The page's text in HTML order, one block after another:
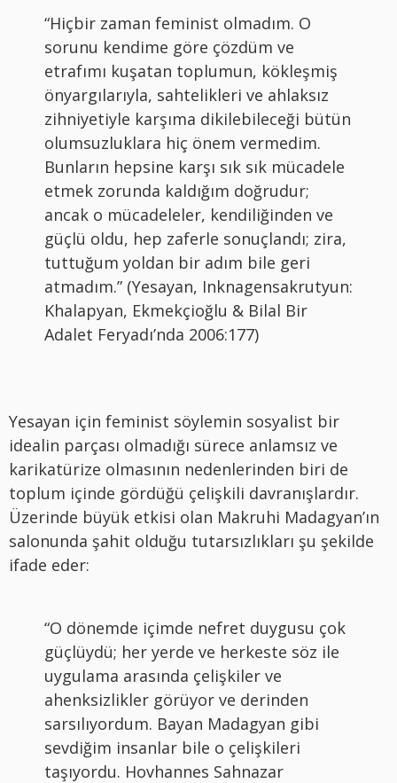
“Hiçbir zaman feminist olmadım. O
sorunu kendime göre çözdüm ve
etrafımı kuşatan toplumun, kökleşmiş
önyargılarıyla, sahtelikleri ve ahlaksız
zihniyetiyle karşıma dikilebileceği bütün
olumsuzluklara hiç önem vermedim.
Bunların hepsine karşı sık sık mücadele
etmek zorunda kaldığım doğrudur;
ancak o mücadeleler, kendiliğinden ve
güçlü oldu, hep zaferle sonuçlandı; zira,
tuttuğum yoldan bir adım bile geri
atmadım.” (Yesayan, Inknagensakrutyun:
Khalapyan, Ekmekçioğlu & Bilal Bir
Adalet Feryadı’nda 2006:177)
Yesayan için feminist söylemin sosyalist bir
idealin parçası olmadığı sürece anlamsız ve
karikatürize olmasının nedenlerinden biri de
toplum içinde gördüğü çelişkili davranışlardır.
Üzerinde büyük etkisi olan Makruhi Madagyan’ın
salonunda şahit olduğu tutarsızlıkları şu şekilde
ifade eder:
“O dönemde içimde nefret duygusu çok
güçlüydü; her yerde ve herkeste söz ile
uygulama arasında çelişkiler ve
ahenksizlikler görüyor ve derinden
sarsılıyordum. Bayan Madagyan gibi
sevdiğim insanlar bile o çelişkileri
taşıyordu. Hovhannes Sahnazar